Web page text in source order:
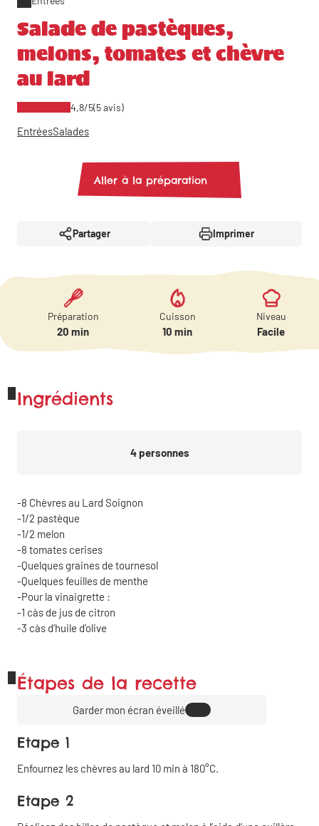
Salade de pastèques,
melons, tomates et chèvre
au lard
4,8/5(5 avis)
EntréesSalades
Aller à la préparation
Partager Imprimer
Préparation
20 min
Cuisson
10 min
Niveau
Facile
Ingrédients
4personnes
8 Chèvres au Lard Soignon
1/2 pastèque
1/2 melon
8 tomates cerises
Quelques graines de tournesol
Quelques feuilles de menthe
Pour la vinaigrette :
1 càs de jus de citron
3 càs d’huile d’olive
Étapes de la recette
Garder mon écran éveillé
Etape 1
Enfournez les chèvres au lard 10 min à 180°C.
Etape 2